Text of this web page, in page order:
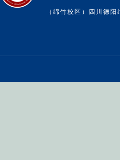
（绵竹校区）四川德